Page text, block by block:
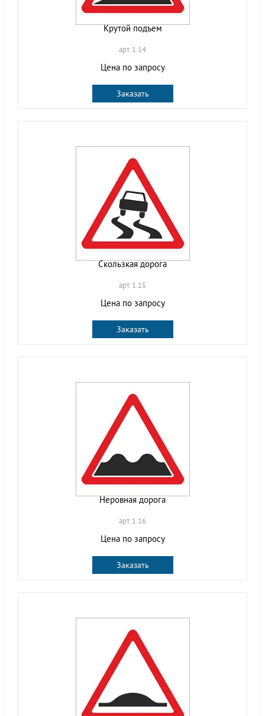
Крутой подъем
арт. 1.14
Цена по запросу
Заказать
Скользкая дорога
арт. 1.15
Цена по запросу
Заказать
Неровная дорога
арт. 1.16
Цена по запросу
Заказать